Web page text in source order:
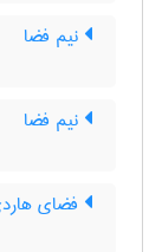
نیم فضا
نیم فضا
فضای